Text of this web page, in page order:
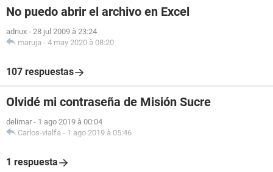
No puedo abrir el archivo en Excel
adriux - 28 jul 2009 à 23:24
maruja - 4 may 2020 à 08:20
107 respuestas
Olvidé mi contraseña de Misión Sucre
delimar - 1 ago 2019 à 00:04
Carlos-vialfa - 1 ago 2019 à 05:46
1 respuesta